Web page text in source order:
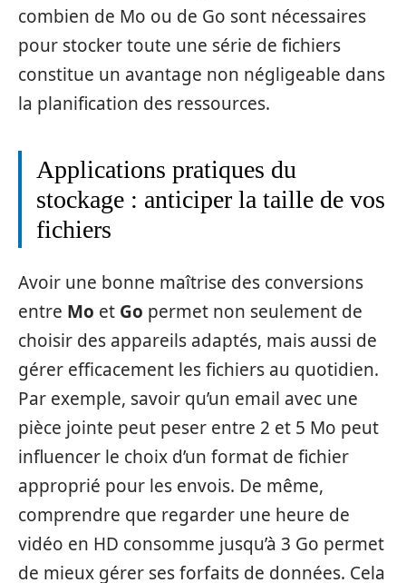
combien de Mo ou de Go sont nécessaires
pour stocker toute une série de fichiers
constitue un avantage non négligeable dans
la planification des ressources.
Applications pratiques du
stockage : anticiper la taille de vos
fichiers
Avoir une bonne maîtrise des conversions
entre Mo et Go permet non seulement de
choisir des appareils adaptés, mais aussi de
gérer efficacement les fichiers au quotidien.
Par exemple, savoir qu’un email avec une
pièce jointe peut peser entre 2 et 5 Mo peut
influencer le choix d’un format de fichier
approprié pour les envois. De même,
comprendre que regarder une heure de
vidéo en HD consomme jusqu’à 3 Go permet
de mieux gérer ses forfaits de données. Cela